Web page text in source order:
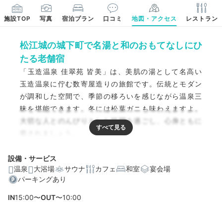
施設TOP 写真 宿泊プラン 口コミ 地図・アクセス レストラン
松江城の城下町で名湯と和のおもてなしにひ
たる老舗宿
「玉造温泉 佳翠苑 皆美」は、美肌の湯として名高い
玉造温泉に佇む数寄屋造りの旅館です。伝統とモダン
が調和した空間で、季節の移ろいを感じながら温泉三
昧を堪能できます。冬には松葉ガニも味わえますよ。
大切な人とのんびりとした時間を過ごし、心身ともに
設備・サービス
温泉
大浴場 サウナ カフェ 和室
宴会場
パーキングあり
IN15:00〜OUT〜10:00